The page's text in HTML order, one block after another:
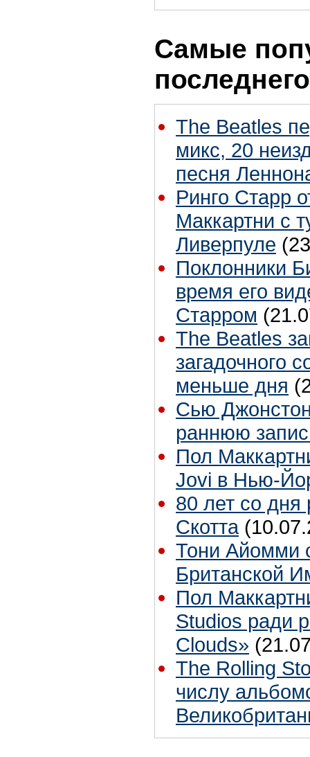
Самые
The Beatles
микс, 20
песня
Ринго Старр
Маккартни с
Ливерпуле
Поклонники
время его
Старром
The Beatles
загадочного
меньше дня
Сью
раннюю
Пол
Jovi в Нью-
80 лет со
Скотта
Тони Айомми
Британской
Пол
Studios ради
Clouds»
The Rolling
числу